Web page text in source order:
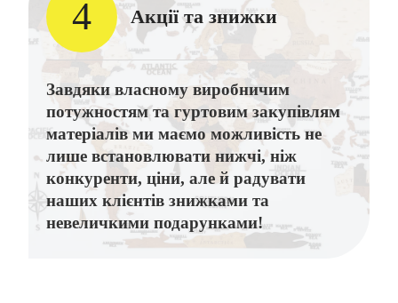
4 Акції та знижки
Завдяки власному виробничим
потужностям та гуртовим закупівлям
матеріалів ми маємо можливість не
лише встановлювати нижчі, ніж
конкуренти, ціни, але й радувати
наших клієнтів знижками та
невеличкими подарунками!